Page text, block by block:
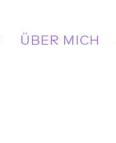
ÜBER MICH